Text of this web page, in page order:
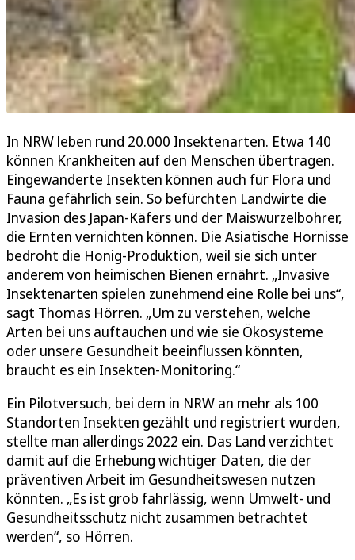
In NRW leben rund 20.000 Insektenarten. Etwa 140
können Krankheiten auf den Menschen übertragen.
Eingewanderte Insekten können auch für Flora und
Fauna gefährlich sein. So befürchten Landwirte die
Invasion des Japan-Käfers und der Maiswurzelbohrer,
die Ernten vernichten können. Die Asiatische Hornisse
bedroht die Honig-Produktion, weil sie sich unter
anderem von heimischen Bienen ernährt. „Invasive
Insektenarten spielen zunehmend eine Rolle bei uns“,
sagt Thomas Hörren. „Um zu verstehen, welche
Arten bei uns auftauchen und wie sie Ökosysteme
oder unsere Gesundheit beeinflussen könnten,
braucht es ein Insekten-Monitoring.“
Ein Pilotversuch, bei dem in NRW an mehr als 100
Standorten Insekten gezählt und registriert wurden,
stellte man allerdings 2022 ein. Das Land verzichtet
damit auf die Erhebung wichtiger Daten, die der
präventiven Arbeit im Gesundheitswesen nutzen
könnten. „Es ist grob fahrlässig, wenn Umwelt- und
Gesundheitsschutz nicht zusammen betrachtet
werden“, so Hörren.